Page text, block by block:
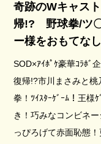
奇跡のWキャス
帰!? 野球拳/ツ
ー様をおもてな
SOD×ｱｲﾎﾟｹ豪華ｺﾗﾎﾞ
復帰!?市川まさみと
拳！ﾂｲｽﾀｰｹﾞｰﾑ！王様
き！巧みなコンビネ
っぴろげて赤面恥態